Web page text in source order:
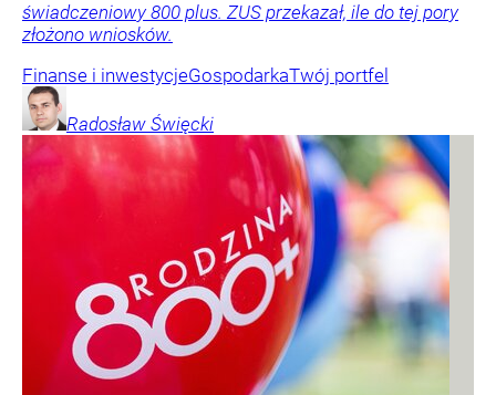
świadczeniowy 800 plus. ZUS przekazał, ile do tej pory
złożono wniosków.
Finanse i inwestycjeGospodarkaTwój portfel
Radosław Święcki